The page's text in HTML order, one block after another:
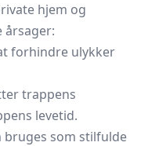
hjem og
årsager:
forhindre ulykker
trappens
levetid.
bruges som stilfulde